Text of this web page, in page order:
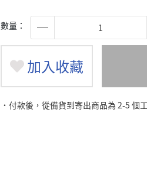
數量：
加入收藏
˙付款後，從備貨到寄出商品為 2-5 個